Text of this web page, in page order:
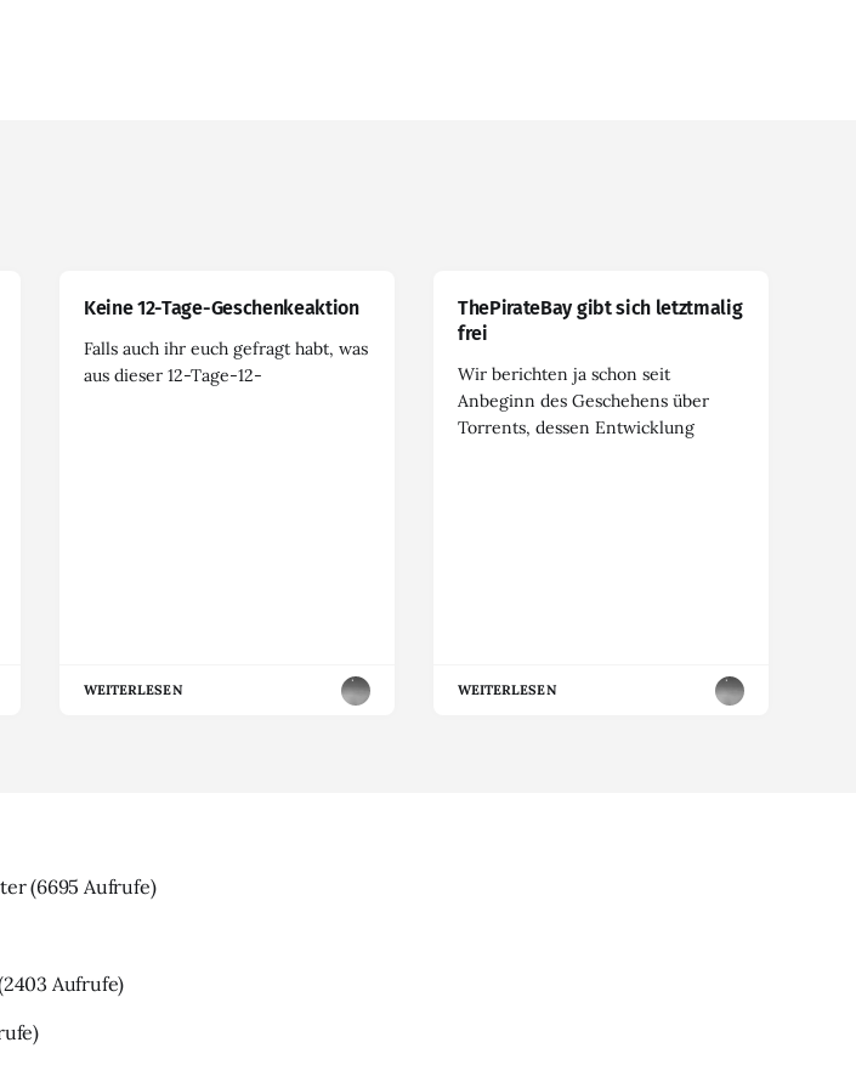
Keine 12-Tage-Geschenkeaktion
Falls auch ihr euch gefragt habt, was
aus dieser 12-Tage-12-
WEITERLESEN
ThePirateBay gibt sich letztmalig
frei
Wir berichten ja schon seit
Anbeginn des Geschehens über
Torrents, dessen Entwicklung
WEITERLESEN
(6695 Aufrufe)
Aufrufe)